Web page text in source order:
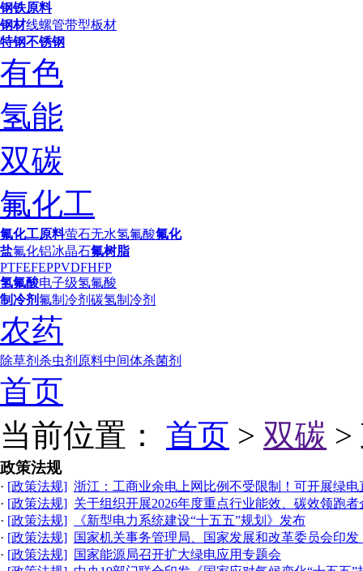
钢铁原料
钢材线螺管带型板材
特钢不锈钢
有色
氢能
双碳
氟化工
氟化工原料萤石无水氢氟酸氟化
盐氟化铝冰晶石氟树脂
PTFEFEPPVDFHFP
氢氟酸电子级氢氟酸
制冷剂氟制冷剂 碳氢制冷剂
农药
除草剂 杀虫剂 原料中间体杀菌剂
首页
当前位置： 首页 > 双碳 >
政策法规
· [政策法规] 浙江：工商业余电上网比例不受限制！可开展绿
· [政策法规] 关于组织开展2026年度重点行业能效、碳效领跑
· [政策法规]
《新型电力系统建设“十五五”规划》发布
· [政策法规] 国家机关事务管理局、国家发展和改革委员会印
· [政策法规] 国家能源局召开扩大绿电应用专题会